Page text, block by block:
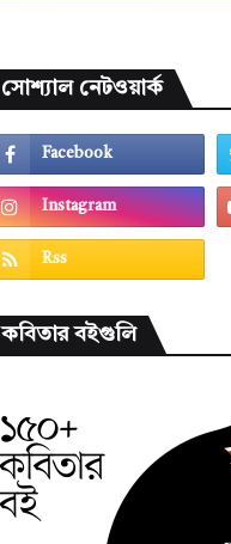
সোশ্যাল নেটওয়ার্ক
কবিতার বইগুলি